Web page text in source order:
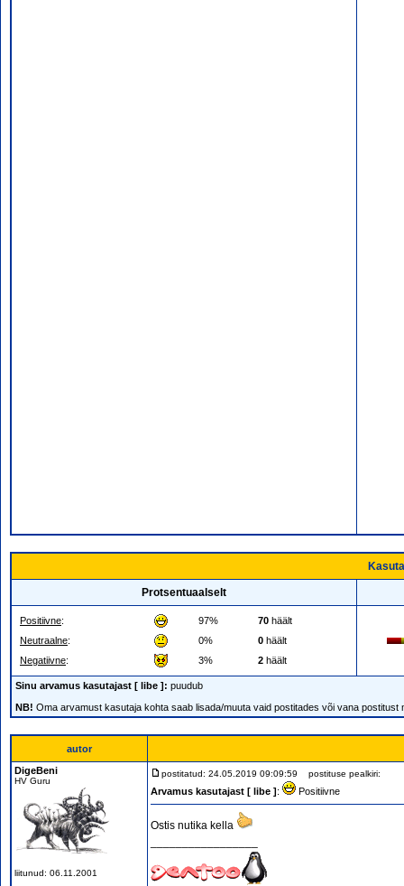
Protsentuaalselt
Positiivne: 97% 70 häält
Neutraalne: 0% 0 häält
Negatiivne: 3% 2 häält
Sinu arvamus kasutajast [ libe ]: puudub
NB! Oma arvamust kasutaja kohta saab lisada/muuta vaid postitades või vana postitust
autor
DigeBeni
HV Guru
liitunud: 06.11.2001
postitatud: 24.05.2019 09:09:59 postituse pealkiri:
Arvamus kasutajast [ libe ]: Positiivne
Ostis nutika kella